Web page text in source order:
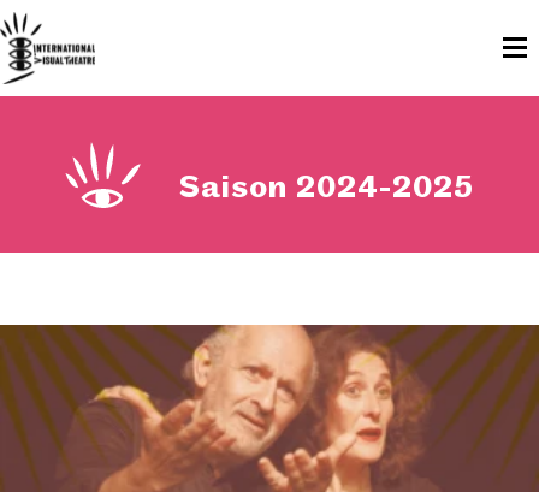
Saison 2024-2025